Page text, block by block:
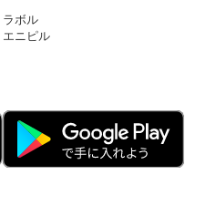
ラボル
エニピル